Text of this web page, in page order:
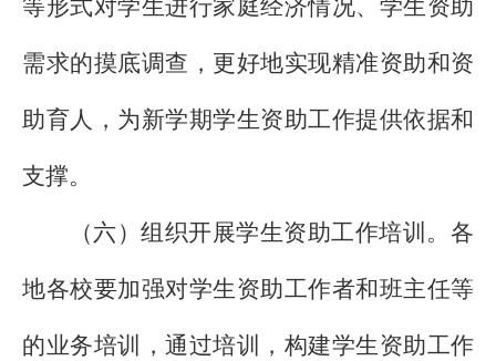
等形式对学生进行家庭经济情况、学生资助
需求的摸底调查，更好地实现精准资助和资
助育人，为新学期学生资助工作提供依据和
支撑。
（六）组织开展学生资助工作培训。各
地各校要加强对学生资助工作者和班主任等
的业务培训，通过培训，构建学生资助工作